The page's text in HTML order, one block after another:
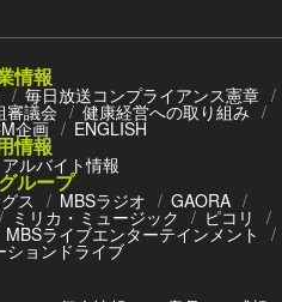
情報
毎日放送コンプライアンス憲章
審議会 健康経営への取り組み
企画 ENGLISH
情報
アルバイト情報
ループ
ス MBSラジオ GAORA
ミリカ・ミュージック ピコリ
MBSライブエンターテインメント
ションドライブ